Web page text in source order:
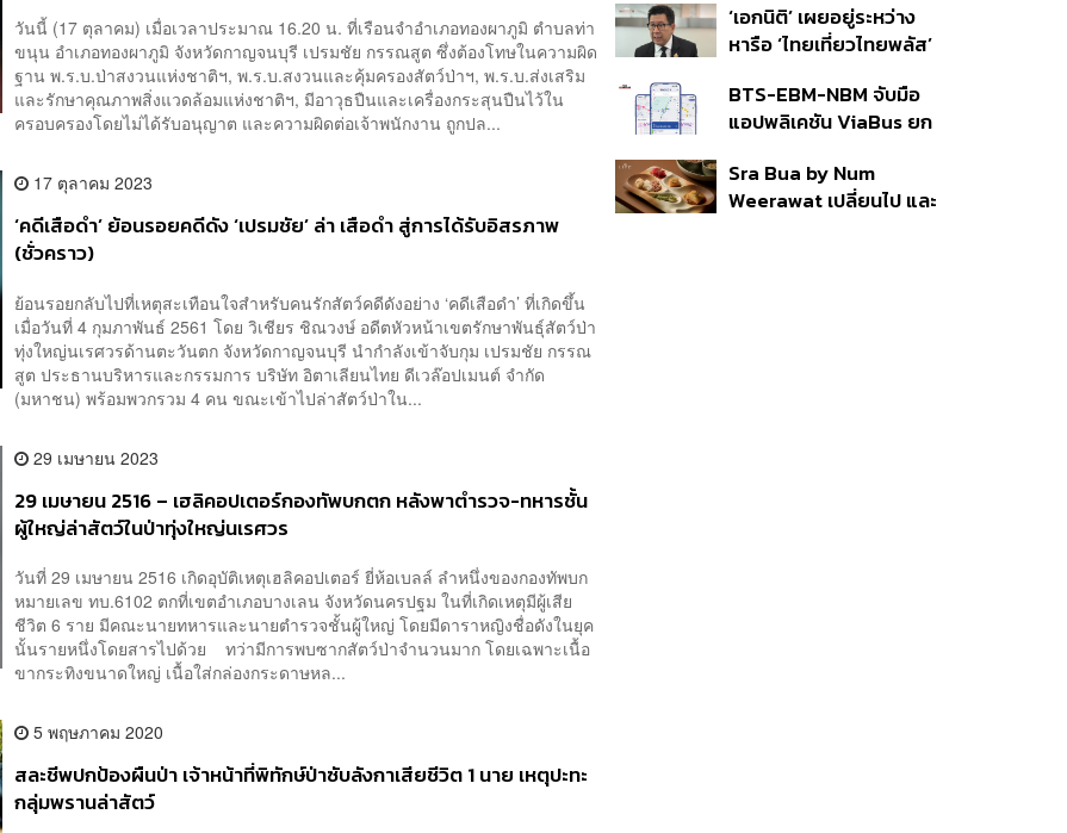
วันนี้ (17 ตุลาคม) เมื่อเวลาประมาณ 16.20 น. ที่เรือนจำอำเภอทองผาภูมิ ตำบลท่า
ขนุน อำเภอทองผาภูมิ จังหวัดกาญจนบุรี เปรมชัย กรรณสูต ซึ่งต้องโทษในความผิด
ฐาน พ.ร.บ.ป่าสงวนแห่งชาติฯ, พ.ร.บ.สงวนและคุ้มครองสัตว์ป่าฯ, พ.ร.บ.ส่งเสริม
และรักษาคุณภาพสิ่งแวดล้อมแห่งชาติฯ, มีอาวุธปืนและเครื่องกระสุนปืนไว้ใน
ครอบครองโดยไม่ได้รับอนุญาต และความผิดต่อเจ้าพนักงาน ถูกปล...
17 ตุลาคม 2023
‘คดีเสือดำ’ ย้อนรอยคดีดัง ‘เปรมชัย’ ล่า เสือดำ สู่การได้รับอิสรภาพ
(ชั่วคราว)
ย้อนรอยกลับไปที่เหตุสะเทือนใจสำหรับคนรักสัตว์คดีดังอย่าง ‘คดีเสือดำ’ ที่เกิดขึ้น
เมื่อวันที่ 4 กุมภาพันธ์ 2561 โดย วิเชียร ชิณวงษ์ อดีตหัวหน้าเขตรักษาพันธุ์สัตว์ป่า
ทุ่งใหญ่นเรศวรด้านตะวันตก จังหวัดกาญจนบุรี นำกำลังเข้าจับกุม เปรมชัย กรรณ
สูต ประธานบริหารและกรรมการ บริษัท อิตาเลียนไทย ดีเวล๊อปเมนต์ จำกัด
(มหาชน) พร้อมพวกรวม 4 คน ขณะเข้าไปล่าสัตว์ป่าใน...
29 เมษายน 2023
29 เมษายน 2516 – เฮลิคอปเตอร์กองทัพบกตก หลังพาตำรวจ-ทหารชั้น
ผู้ใหญ่ล่าสัตว์ในป่าทุ่งใหญ่นเรศวร
วันที่ 29 เมษายน 2516 เกิดอุบัติเหตุเฮลิคอปเตอร์ ยี่ห้อเบลล์ ลำหนึ่งของกองทัพบก
หมายเลข ทบ.6102 ตกที่เขตอำเภอบางเลน จังหวัดนครปฐม ในที่เกิดเหตุมีผู้เสีย
ชีวิต 6 ราย มีคณะนายทหารและนายตำรวจชั้นผู้ใหญ่ โดยมีดาราหญิงชื่อดังในยุค
นั้นรายหนึ่งโดยสารไปด้วย ทว่ามีการพบซากสัตว์ป่าจำนวนมาก โดยเฉพาะเนื้อ
ขากระทิงขนาดใหญ่ เนื้อใส่กล่องกระดาษหล...
5 พฤษภาคม 2020
สละชีพปกป้องผืนป่า เจ้าหน้าที่พิทักษ์ป่าซับลังกาเสียชีวิต 1 นาย เหตุปะทะ
กลุ่มพรานล่าสัตว์
ก.ย.นี้ อาจเพิ่มสัดส่วนการ
ขายแบบ Small Lot First
‘เอกนิติ’ เผยอยู่ระหว่าง
หารือ ‘ไทยเที่ยวไทยพลัส’
แสนล้าน มั่นใจงบต่อ ‘ไทย
ช่วยไทย พลัส’ เฟส 2 มี
BTS-EBM-NBM จับมือ
แอปพลิเคชัน ViaBus ยก
รถไฟฟ้า 3 สายแบบเรียล
ไทม์
Sra Bua by Num
Weerawat เปลี่ยนไป และ